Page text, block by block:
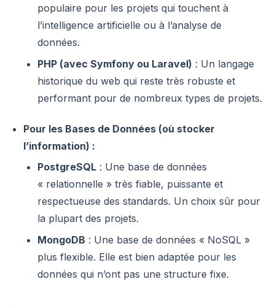
populaire pour les projets qui touchent à
l’intelligence artificielle ou à l’analyse de
données.
PHP (avec Symfony ou Laravel) : Un langage
historique du web qui reste très robuste et
performant pour de nombreux types de projets.
Pour les Bases de Données (où stocker
l’information) :
PostgreSQL: Une base de données
« relationnelle » très fiable, puissante et
respectueuse des standards. Un choix sûr pour
la plupart des projets.
MongoDB : Une base de données « NoSQL »
plus flexible. Elle est bien adaptée pour les
données qui n’ont pas une structure fixe.